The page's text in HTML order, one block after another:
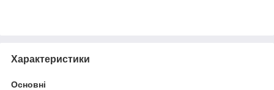
Характеристики
Основні